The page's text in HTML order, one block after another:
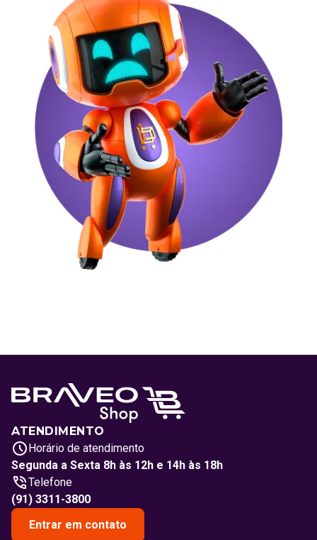
ATENDIMENTO
Horário de atendimento
Segunda a Sexta 8h às 12h e 14h às 18h
Telefone
(91) 3311-3800
Entrar em contato